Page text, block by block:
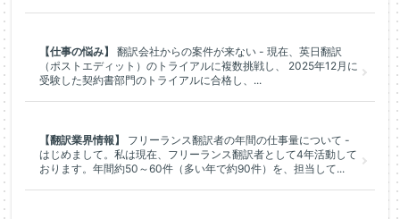
【仕事の悩み】
翻訳会社からの案件が来ない - 現在、英日翻訳
（ポストエディット）のトライアルに複数挑戦し、 2025年12月に
受験した契約書部門のトライアルに合格し、...
【翻訳業界情報】
フリーランス翻訳者の年間の仕事量について -
はじめまして。私は現在、フリーランス翻訳者として4年活動して
おります。年間約50～60件（多い年で約90件）を、担当して...